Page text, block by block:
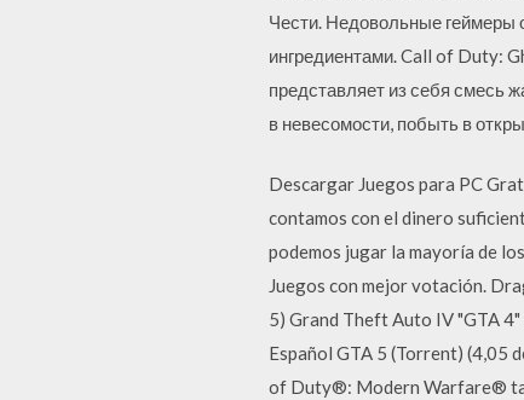
Чести. Недовольные геймеры
ингредиентами. Call of Duty:
представляет из себя смесь
в невесомости, побыть в
Descargar Juegos para PC
contamos con el dinero
podemos jugar la mayoría de
Juegos con mejor votación.
5) Grand Theft Auto IV "GTA 4"
Español GTA 5 (Torrent) (4,05
of Duty®: Modern Warfare®